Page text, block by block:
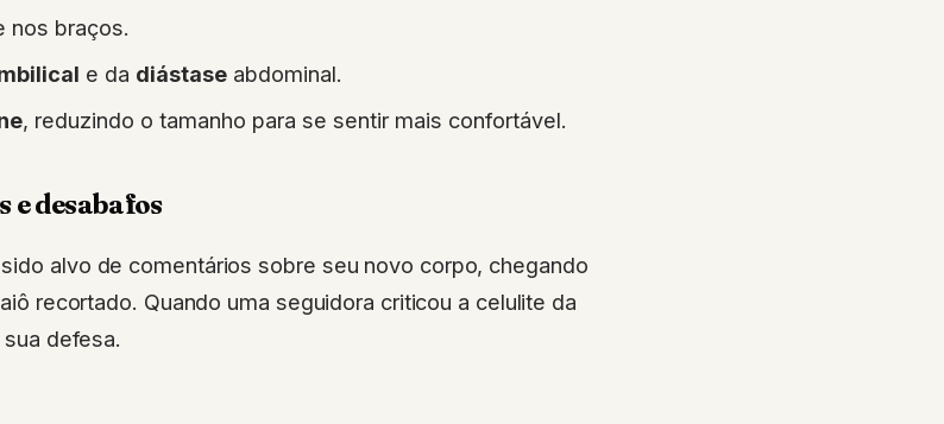
nos braços.
e da diástase abdominal.
, reduzindo o tamanho para se sentir mais confortável.
e desabafos
alvo de comentários sobre seu novo corpo, chegando
recortado. Quando uma seguidora criticou a celulite da
defesa.